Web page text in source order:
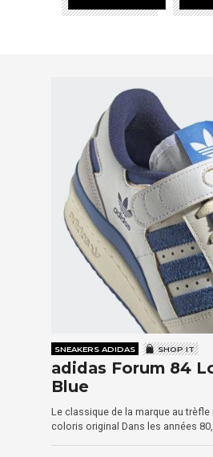
SNEAKERS ADIDAS SHOP IT
adidas Forum 84
Blue
Le classique de la marque au trèfle
coloris original Dans les années 80,